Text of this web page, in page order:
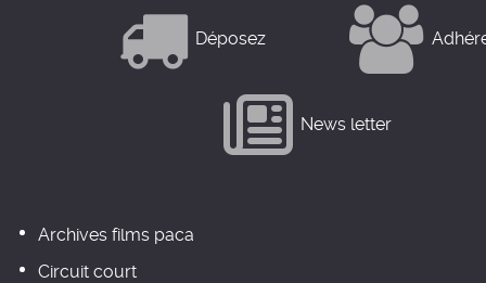
Déposez
News letter
Archives films paca
Circuit court